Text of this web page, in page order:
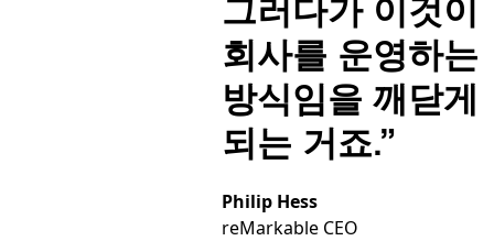
그러다가 이것이
회사를 운영하는
방식임을 깨닫게
되는 거죠.”
Philip Hess
reMarkable CEO